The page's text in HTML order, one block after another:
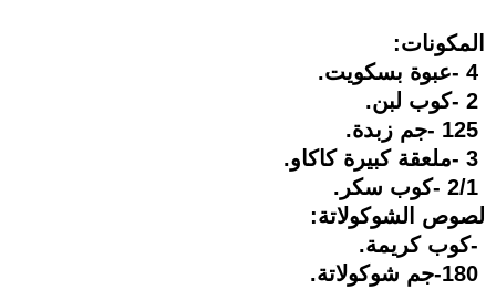
المكونات:
- 4عبوة بسكويت.
- 2كوب لبن.
- 125جم زبدة.
- 3ملعقة كبيرة كاكاو.
- 2/1كوب سكر .
لصوص الشوكولاتة:
-كوب كريمة.
-180جم شوكولاتة.